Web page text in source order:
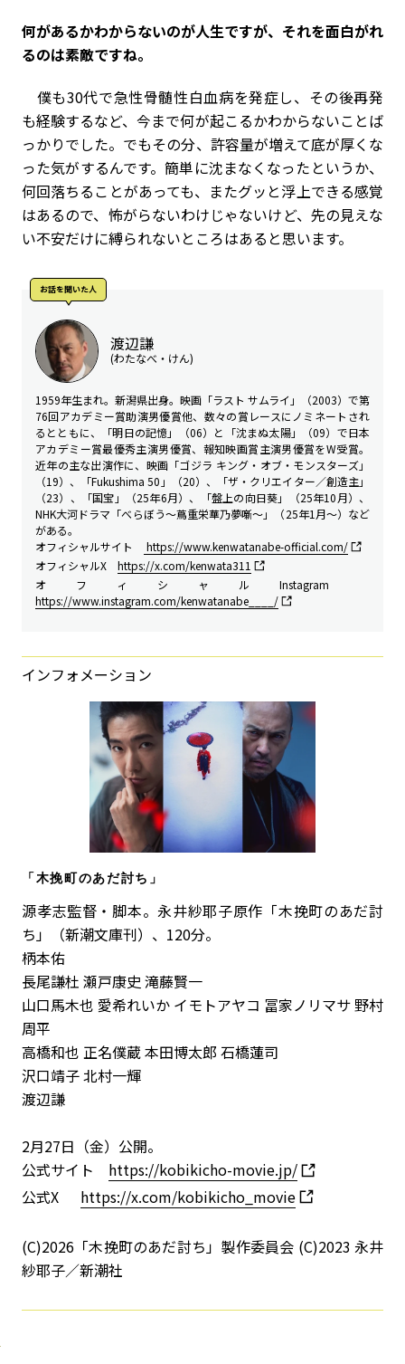
――何があるかわからないのが人生ですが、それを面白がれ
るのは素敵ですね。
僕も30代で急性骨髄性白血病を発症し、その後再発
も経験するなど、今まで何が起こるかわからないことば
っかりでした。でもその分、許容量が増えて底が厚くな
った気がするんです。簡単に沈まなくなったというか、
何回落ちることがあっても、またグッと浮上できる感覚
はあるので、怖がらないわけじゃないけど、先の見えな
い不安だけに縛られないところはあると思います。
お話を聞いた人
渡辺謙
(わたなべ・けん)
1959年生まれ。新潟県出身。映画「ラスト サムライ」（2003）で第
76回アカデミー賞助演男優賞他、数々の賞レースにノミネートされ
るとともに、「明日の記憶」（06）と「沈まぬ太陽」（09）で日本
アカデミー賞最優秀主演男優賞、報知映画賞主演男優賞をW受賞。
近年の主な出演作に、映画「ゴジラ キング・オブ・モンスターズ」
（19）、「Fukushima 50」（20）、「ザ・クリエイター／創造主」
（23）、「国宝」（25年6月）、「盤上の向日葵」（25年10月）、
NHK大河ドラマ「べらぼう〜蔦重栄華乃夢噺〜」（25年1月～）など
がある。
オフィシャルサイト
https://www.kenwatanabe-official.com/
オフィシャルX https://x.com/kenwata311
オフィシャルInstagram
https://www.instagram.com/kenwatanabe____/
インフォメーション
「木挽町のあだ討ち」
源孝志監督・脚本。永井紗耶子原作「木挽町のあだ討
ち」（新潮文庫刊）、120分。
柄本佑
⻑尾謙杜 瀬戸康史 滝藤賢一
山口馬木也 愛希れいか イモトアヤコ 冨家ノリマサ 野村
周平
高橋和也 正名僕蔵 本田博太郎 石橋蓮司
沢口靖子 北村一輝
渡辺謙
2月27日（金）公開。
公式サイト https://kobikicho-movie.jp/
公式X https://x.com/kobikicho_movie
(C)2026「木挽町のあだ討ち」製作委員会 (C)2023 永井
紗耶子／新潮社